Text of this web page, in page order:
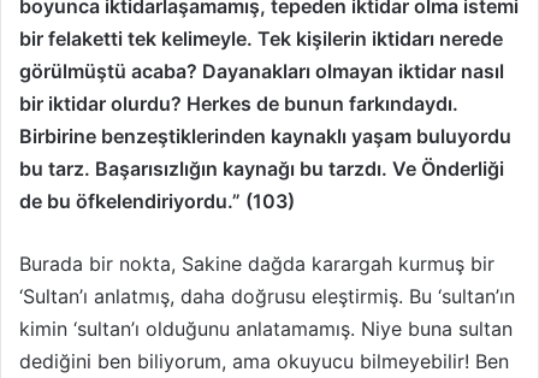
boyunca iktidarlaşamamış, tepeden iktidar olma istemi
bir felaketti tek kelimeyle. Tek kişilerin iktidarı nerede
görülmüştü acaba? Dayanakları olmayan iktidar nasıl
bir iktidar olurdu? Herkes de bunun farkındaydı.
Birbirine benzeştiklerinden kaynaklı yaşam buluyordu
bu tarz. Başarısızlığın kaynağı bu tarzdı. Ve Önderliği
de bu öfkelendiriyordu.” (103)
Burada bir nokta, Sakine dağda karargah kurmuş bir
‘Sultan’ı anlatmış, daha doğrusu eleştirmiş. Bu ‘sultan’ın
kimin ‘sultan’ı olduğunu anlatamamış. Niye buna sultan
dediğini ben biliyorum, ama okuyucu bilmeyebilir! Ben